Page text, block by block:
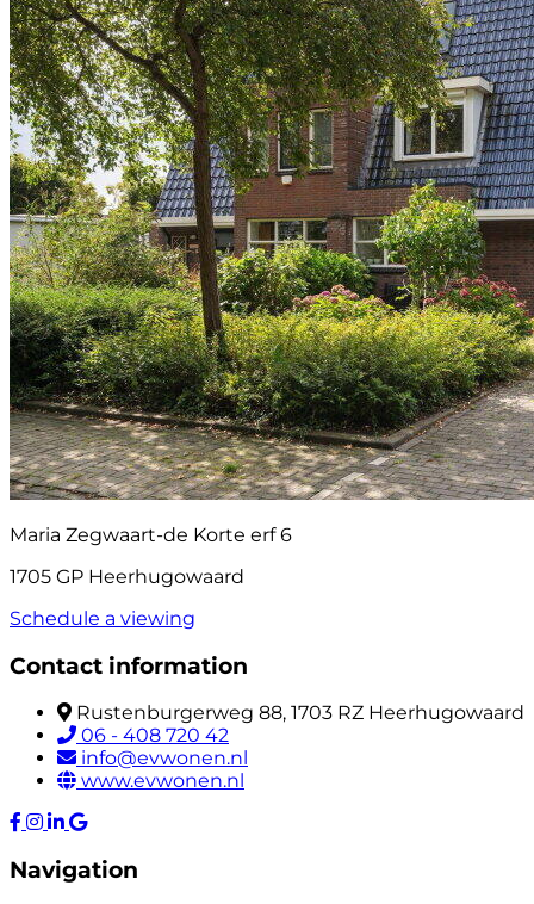
Maria Zegwaart-de Korte erf 6
1705 GP Heerhugowaard
Schedule a viewing
Contact information
Rustenburgerweg 88, 1703 RZ Heerhugowaard
06 - 408 720 42
info@evwonen.nl
www.evwonen.nl
Navigation